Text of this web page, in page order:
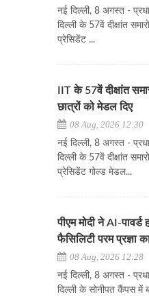
नई दिल्ली, 8 अगस्त -
दिल्ली के 57वें दीक्षांत
प्रेसिडेंट ...
IIT के 57वें दीक्षांत
छात्रों को मेडल दिए
08 Aug, 2026 12:30
नई दिल्ली, 8 अगस्त -
दिल्ली के 57वें दीक्षांत
प्रेसिडेंट गोल्ड मेडल...
पीएम मोदी ने AI-
फैसिलिटी परम प्रज्ञा
08 Aug, 2026 12:28
नई दिल्ली, 8 अगस्त -
दिल्ली के सोनीपत कैंपस में